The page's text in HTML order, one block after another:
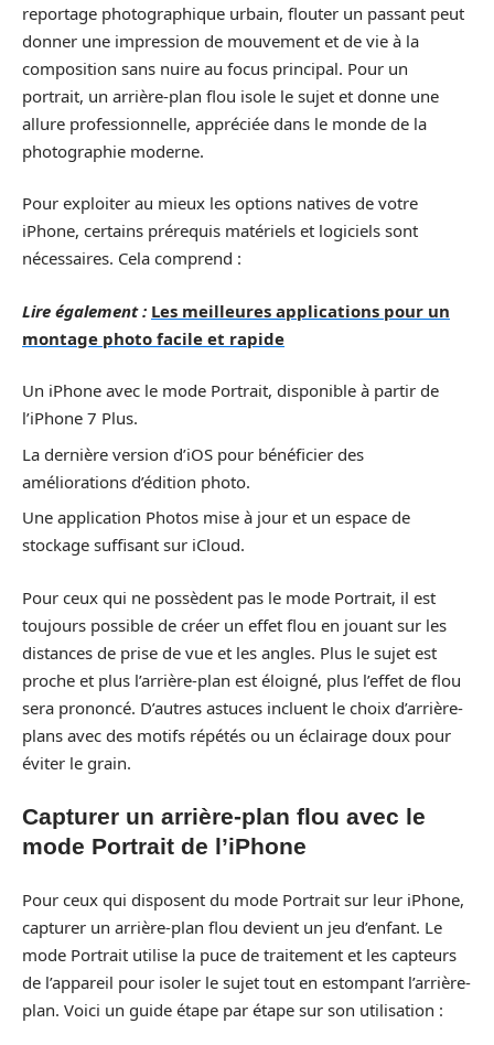
reportage photographique urbain, flouter un passant peut
donner une impression de mouvement et de vie à la
composition sans nuire au focus principal. Pour un
portrait, un arrière-plan flou isole le sujet et donne une
allure professionnelle, appréciée dans le monde de la
photographie moderne.
Pour exploiter au mieux les options natives de votre
iPhone, certains prérequis matériels et logiciels sont
nécessaires. Cela comprend :
Lire également : Les meilleures applications pour un
montage photo facile et rapide
Un iPhone avec le mode Portrait, disponible à partir de
l’iPhone 7 Plus.
La dernière version d’iOS pour bénéficier des
améliorations d’édition photo.
Une application Photos mise à jour et un espace de
stockage suffisant sur iCloud.
Pour ceux qui ne possèdent pas le mode Portrait, il est
toujours possible de créer un effet flou en jouant sur les
distances de prise de vue et les angles. Plus le sujet est
proche et plus l’arrière-plan est éloigné, plus l’effet de flou
sera prononcé. D’autres astuces incluent le choix d’arrière-
plans avec des motifs répétés ou un éclairage doux pour
éviter le grain.
Capturer un arrière-plan flou avec le
mode Portrait de l’iPhone
Pour ceux qui disposent du mode Portrait sur leur iPhone,
capturer un arrière-plan flou devient un jeu d’enfant. Le
mode Portrait utilise la puce de traitement et les capteurs
de l’appareil pour isoler le sujet tout en estompant l’arrière-
plan. Voici un guide étape par étape sur son utilisation :